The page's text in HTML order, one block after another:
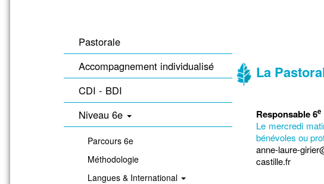
Pastorale
Accompagnement individualisé
CDI - BDI
Niveau 6e
Parcours 6e
Méthodologie
Langues & International
La
Responsable 6e
Le mercredi
bénévoles ou
anne-laure-
castille.fr